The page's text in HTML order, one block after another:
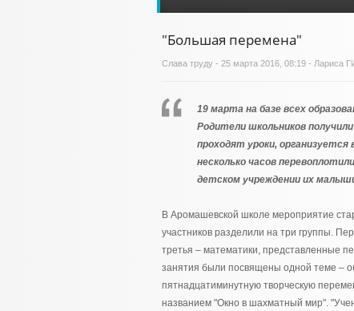
"Большая перемена"
Слава труду - 25 марта 2016, 08:19 - Лариса
19 марта на базе всех
Родители школьников
проходят уроки,
несколько часов
детском учреждении их
В Аромашевской школе мероприятие
участников разделили на три группы.
третья – математики, представленные
занятия были посвящены одной теме –
пятнадцатиминутную творческую
названием "Окно в шахматный мир".